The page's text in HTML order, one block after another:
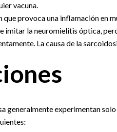
vacuna.
que provoca una inflamación en
imitar la neuromielitis óptica,
La causa de la
generalmente experimentan